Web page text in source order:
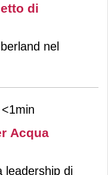
di
nel
<1min
Acqua
leadership di